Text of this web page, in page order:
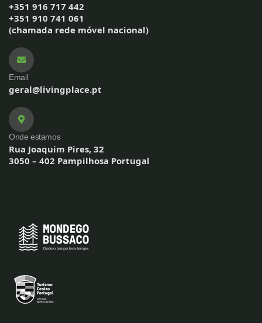
+351 916 717 442
+351 910 741 061
(chamada rede móvel nacional)
Email
geral@livingplace.pt
Onde estamos
Rua Joaquim Pires, 32
3050 – 402 Pampilhosa Portugal